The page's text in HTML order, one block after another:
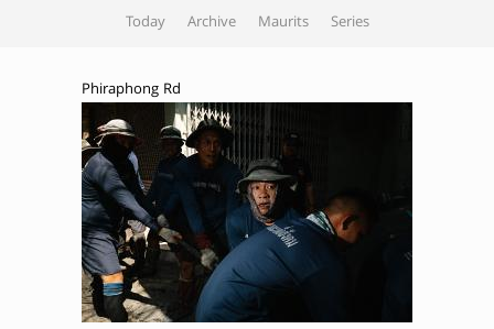
Today Archive Maurits Series
Phiraphong Rd